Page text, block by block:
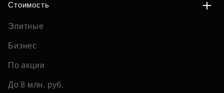
Стоимость
Элитные
Бизнес
По акции
До 8 млн. руб.